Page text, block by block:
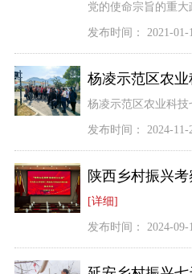
党的使命宗旨的重
大社会问题。秦岭
发布时间： 2021-01-
杨凌示范区农业
杨凌示范区农业科技
发布时间： 2024-11-
陕西乡村振兴
[详细]
发布时间： 2024-09-